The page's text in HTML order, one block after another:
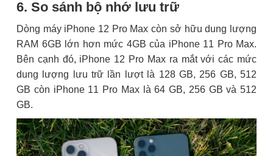
6. So sánh bộ nhớ lưu trữ
Dòng máy iPhone 12 Pro Max còn sở hữu dung lượng
RAM 6GB lớn hơn mức 4GB của iPhone 11 Pro Max.
Bên cạnh đó, iPhone 12 Pro Max ra mắt với các mức
dung lượng lưu trữ lần lượt là 128 GB, 256 GB, 512
GB còn iPhone 11 Pro Max là 64 GB, 256 GB và 512
GB.